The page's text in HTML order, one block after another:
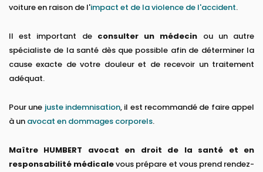
voiture en raison de l'impact et de la violence de l'accident.
Il est important de consulter un médecin ou un autre
spécialiste de la santé dès que possible afin de déterminer la
cause exacte de votre douleur et de recevoir un traitement
adéquat.
Pour une juste indemnisation, il est recommandé de faire appel
à un avocat en dommages corporels.
Maître HUMBERT avocat en droit de la santé et en
responsabilité médicalevous prépare et vous prend rendez-